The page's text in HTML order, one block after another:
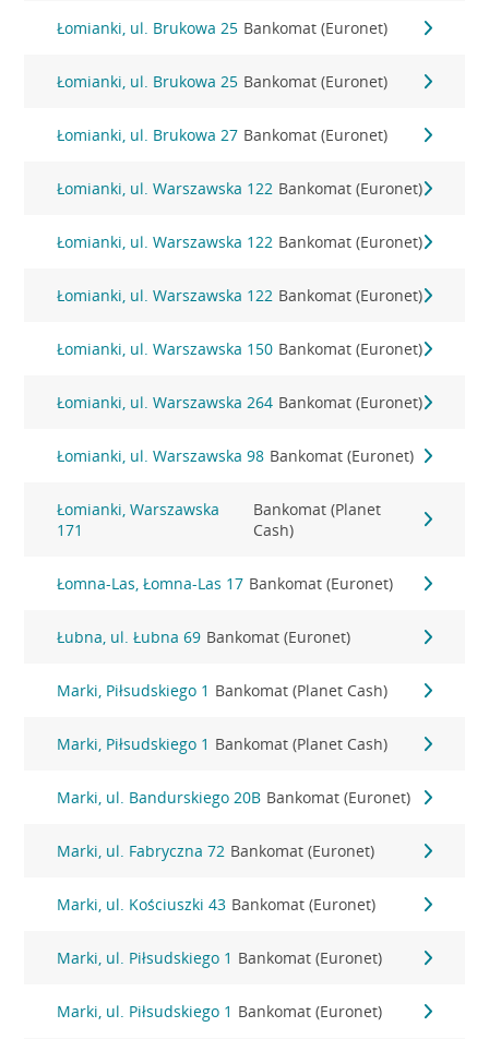
Łomianki, ul. Brukowa 25 Bankomat (Euronet)
Łomianki, ul. Brukowa 25 Bankomat (Euronet)
Łomianki, ul. Brukowa 27 Bankomat (Euronet)
Łomianki, ul. Warszawska 122 Bankomat (Euronet)
Łomianki, ul. Warszawska 122 Bankomat (Euronet)
Łomianki, ul. Warszawska 122 Bankomat (Euronet)
Łomianki, ul. Warszawska 150 Bankomat (Euronet)
Łomianki, ul. Warszawska 264 Bankomat (Euronet)
Łomianki, ul. Warszawska 98 Bankomat (Euronet)
Łomianki, Warszawska
171
Bankomat (Planet
Cash)
Łomna-Las, Łomna-Las 17 Bankomat (Euronet)
Łubna, ul. Łubna 69 Bankomat (Euronet)
Marki, Piłsudskiego 1 Bankomat (Planet Cash)
Marki, Piłsudskiego 1 Bankomat (Planet Cash)
Marki, ul. Bandurskiego 20B Bankomat (Euronet)
Marki, ul. Fabryczna 72 Bankomat (Euronet)
Marki, ul. Kościuszki 43 Bankomat (Euronet)
Marki, ul. Piłsudskiego 1 Bankomat (Euronet)
Marki, ul. Piłsudskiego 1 Bankomat (Euronet)